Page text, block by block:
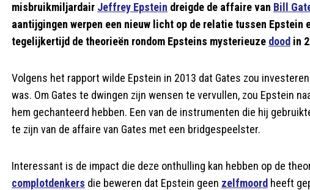
misbruikmiljardair Jeffrey Epstein dreigde de affaire van Bill
aantijgingen werpen een nieuw licht op de relatie tussen
tegelijkertijd de theorieën rondom Epsteins mysterieuze dood in
Volgens het rapport wilde Epstein in 2013 dat Gates zou
was. Om Gates te dwingen zijn wensen te vervullen, zou Epstein
hem gechanteerd hebben. Een van de instrumenten die hij
te zijn van de affaire van Gates met een bridgespeelster.
Interessant is de impact die deze onthulling kan hebben op de
complotdenkers die beweren dat Epstein geen zelfmoord heeft